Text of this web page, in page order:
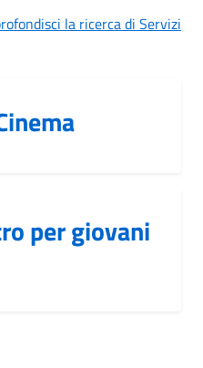
la ricerca di Servizi
per giovani